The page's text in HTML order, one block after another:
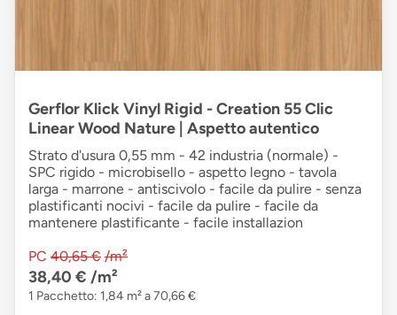
Gerflor Klick Vinyl Rigid - Creation 55 Clic
Linear Wood Nature | Aspetto autentico
Strato d'usura 0,55 mm - 42 industria (normale) -
SPC rigido - microbisello - aspetto legno - tavola
larga - marrone - antiscivolo - facile da pulire - senza
plastificanti nocivi - facile da pulire - facile da
mantenere plastificante - facile installazion
PC 40,65 € /m²
38,40 € /m²
1 Pacchetto: 1,84 m² a 70,66 €